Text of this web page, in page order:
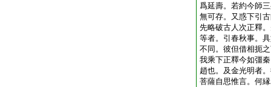
爲延壽。若約今師
無可存。又惑下引
先略破古人次正釋
等者。引春秋事。
不同。彼但借相扼
我乘下正釋今如彊
趙也。及金光明者
菩薩自思惟言。何